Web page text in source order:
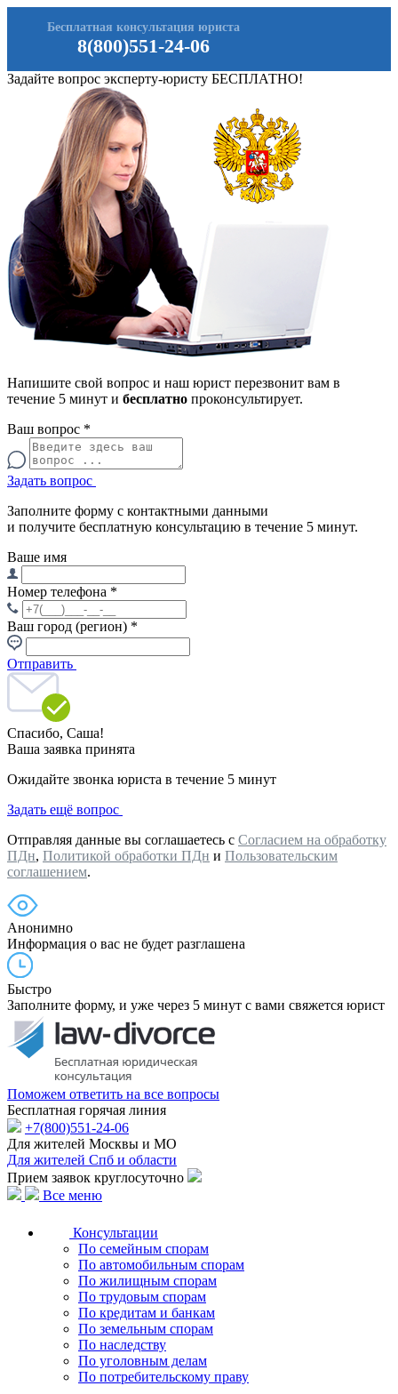
8(800)551-24-06
Бесплатная консультация юриста
Задайте вопрос эксперту-юристу БЕСПЛАТНО!
Напишите свой вопрос и наш юрист перезвонит вам в
течение 5 минут и бесплатно проконсультирует.
Ваш вопрос *
Задать вопрос
Заполните форму с контактными данными
и получите бесплатную консультацию в течение 5 минут.
Ваше имя
Номер телефона *
Ваш город (регион) *
Отправить
Спасибо, Саша!
Ваша заявка принята
Ожидайте звонка юриста в течение 5 минут
Задать ещё вопрос
Отправляя данные вы соглашаетесь с Согласием на обработку
ПДн, Политикой обработки ПДн и Пользовательским
соглашением.
Анонимно
Информация о вас не будет разглашена
Быстро
Заполните форму, и уже через 5 минут с вами свяжется юрист
Поможем ответить на все вопросы
Бесплатная горячая линия
+7(800)551-24-06
Для жителей Москвы и МО
Для жителей Спб и области
Прием заявок круглосуточно
Все меню
Консультации
По семейным спорам
По автомобильным спорам
По жилищным спорам
По трудовым спорам
По кредитам и банкам
По земельным спорам
По наследству
По уголовным делам
По потребительскому праву